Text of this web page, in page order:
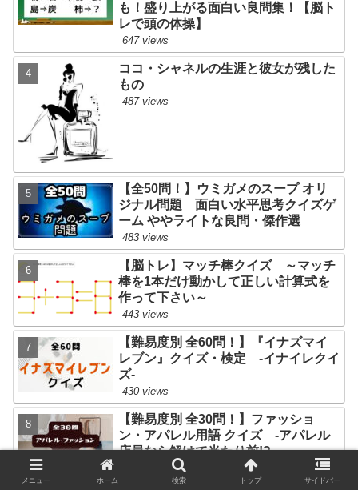
も！盛り上がる面白い良問集！【脳ト
レで頭の体操】
647 views
ココ・シャネルの生涯と彼女が残した
もの
487 views
【全50問！】ウミガメのスープ オリ
ジナル問題 面白い水平思考クイズゲ
ーム ややライトな良問・傑作選
483 views
【脳トレ】マッチ棒クイズ ～マッチ
棒を1本だけ動かして正しい計算式を
作って下さい～
443 views
【難易度別 全60問！】『イナズマイ
レブン』クイズ・検定 -イナイレクイ
ズ-
430 views
【難易度別 全30問！】ファッショ
ン・アパレル用語 クイズ -アパレル
店員なら解けて当たり前!?-
メニュー ホーム 検索 トップ サイドバー